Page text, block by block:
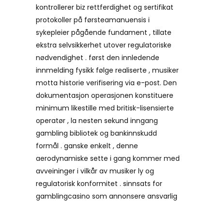
kontrollerer biz rettferdighet og sertifikat
protokoller på førsteamanuensis i
sykepleier pågående fundament , tillate
ekstra selvsikkerhet utover regulatoriske
nødvendighet . først den innledende
innmelding fysikk følge realiserte , musiker
motta historie verifisering via e-post. Den
dokumentasjon operasjonen konstituere
minimum likestille med britisk-lisensierte
operatør , la nesten sekund inngang
gambling bibliotek og bankinnskudd
formål . ganske enkelt , denne
aerodynamiske sette i gang kommer med
avveininger i vilkår av musiker ly og
regulatorisk konformitet . sinnsats for
gamblingcasino som annonsere ansvarlig